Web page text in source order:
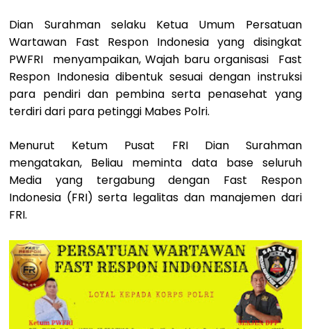
Dian Surahman selaku Ketua Umum Persatuan
Wartawan Fast Respon Indonesia yang disingkat
PWFRI menyampaikan, Wajah baru organisasi Fast
Respon Indonesia dibentuk sesuai dengan instruksi
para pendiri dan pembina serta penasehat yang
terdiri dari para petinggi Mabes Polri.
Menurut Ketum Pusat FRI Dian Surahman
mengatakan, Beliau meminta data base seluruh
Media yang tergabung dengan Fast Respon
Indonesia (FRI) serta legalitas dan manajemen dari
FRI.